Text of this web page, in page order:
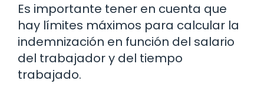
Es importante tener en cuenta que
hay límites máximos para calcular la
indemnización en función del salario
del trabajador y del tiempo
trabajado.